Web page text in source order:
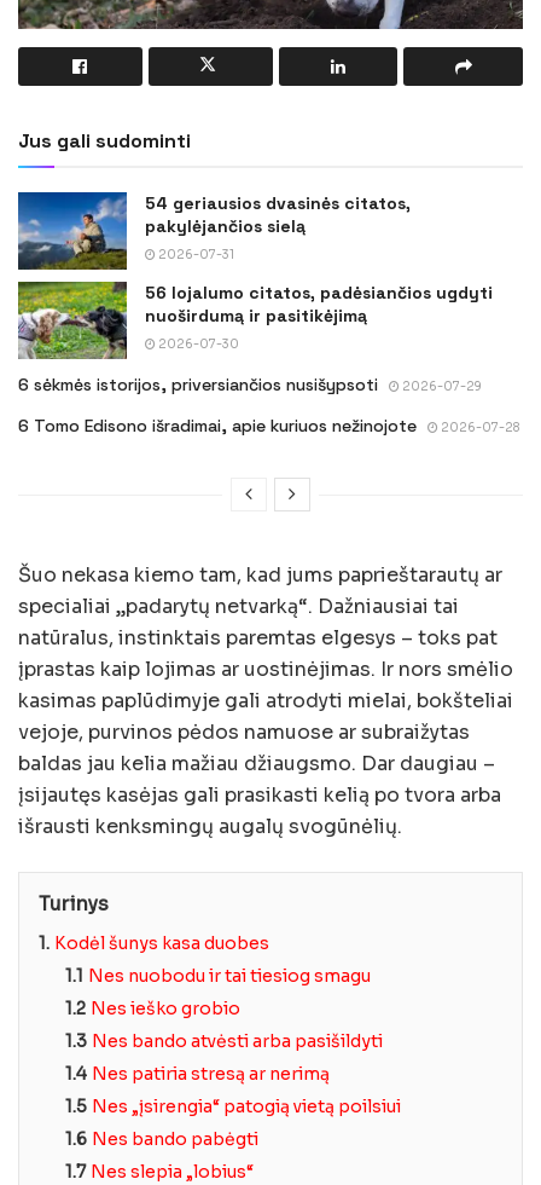
Jus gali sudominti
54 geriausios dvasinės citatos,
pakylėjančios sielą
2026-07-31
56 lojalumo citatos, padėsiančios ugdyti
nuoširdumą ir pasitikėjimą
2026-07-30
6 sėkmės istorijos, priversiančios nusišypsoti 2026-07-29
6 Tomo Edisono išradimai, apie kuriuos nežinojote 2026-07-28
Šuo nekasa kiemo tam, kad jums paprieštarautų ar
specialiai „padarytų netvarką“. Dažniausiai tai
natūralus, instinktais paremtas elgesys – toks pat
įprastas kaip lojimas ar uostinėjimas. Ir nors smėlio
kasimas paplūdimyje gali atrodyti mielai, bokšteliai
vejoje, purvinos pėdos namuose ar subraižytas
baldas jau kelia mažiau džiaugsmo. Dar daugiau –
įsijautęs kasėjas gali prasikasti kelią po tvora arba
išrausti kenksmingų augalų svogūnėlių.
Turinys
1. Kodėl šunys kasa duobes
1.1 Nes nuobodu ir tai tiesiog smagu
1.2 Nes ieško grobio
1.3 Nes bando atvėsti arba pasišildyti
1.4 Nes patiria stresą ar nerimą
1.5 Nes „įsirengia“ patogią vietą poilsiui
1.6 Nes bando pabėgti
1.7 Nes slepia „lobius“